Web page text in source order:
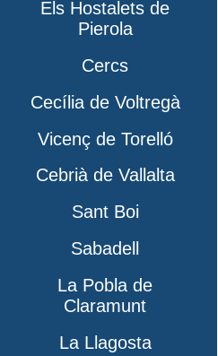
Els Hostalets de
Pierola
Cercs
Cecília de Voltregà
Vicenç de Torelló
Cebrià de Vallalta
Sant Boi
Sabadell
La Pobla de
Claramunt
La Llagosta